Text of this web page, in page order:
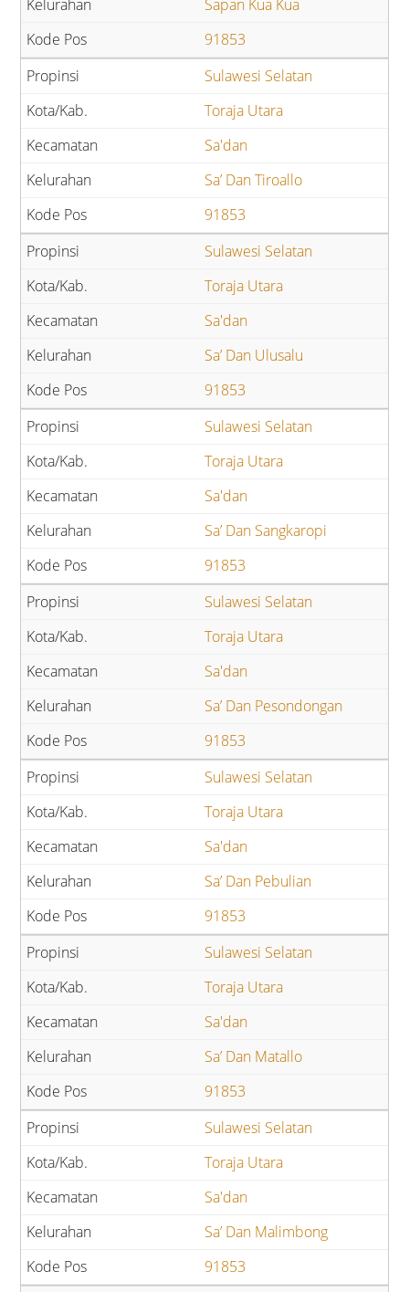
Sapan Kua Kua
91853
Sulawesi Selatan
Toraja Utara
Sa'dan
Sa’ Dan Tiroallo
91853
Sulawesi Selatan
Toraja Utara
Sa'dan
Sa’ Dan Ulusalu
91853
Sulawesi Selatan
Toraja Utara
Sa'dan
Sa’ Dan Sangkaropi
91853
Sulawesi Selatan
Toraja Utara
Sa'dan
Sa’ Dan Pesondongan
91853
Sulawesi Selatan
Toraja Utara
Sa'dan
Sa’ Dan Pebulian
91853
Sulawesi Selatan
Toraja Utara
Sa'dan
Sa’ Dan Matallo
91853
Sulawesi Selatan
Toraja Utara
Sa'dan
Sa’ Dan Malimbong
91853